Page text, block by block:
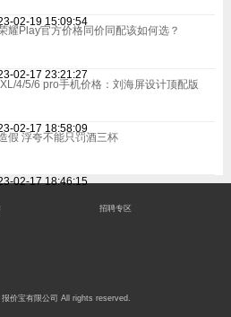
02-19 15:09:54
耀Play官方价格同价同配该如何选？
02-17 23:21:27
4/5/6 pro手机价格：刘海屏设计顶配版
02-17 18:58:09
假 浮夸不能只罚酒三杯
02-17 18:46:15
招聘专区
价宝有限公司 All rights reserved.